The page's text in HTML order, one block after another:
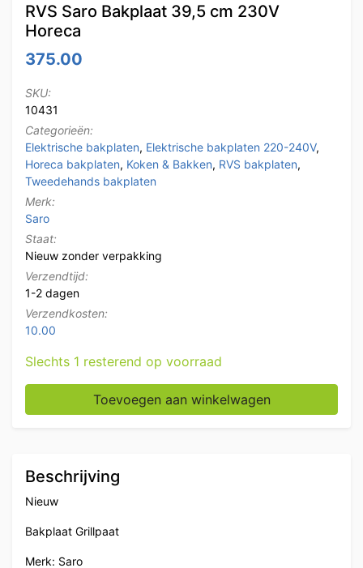
RVS Saro Bakplaat 39,5 cm 230V
Horeca
375.00
SKU:
10431
Categorieën:
Elektrische bakplaten, Elektrische bakplaten 220-240V,
Horeca bakplaten, Koken & Bakken, RVS bakplaten,
Tweedehands bakplaten
Merk:
Saro
Staat:
Nieuw zonder verpakking
Verzendtijd:
1-2 dagen
Verzendkosten:
10.00
Slechts 1 resterend op voorraad
RVS Saro Bakplaat 39,5 cm 230V Horeca aantal
Toevoegen aan winkelwagen
Beschrijving
Nieuw
Bakplaat Grillpaat
Merk: Saro